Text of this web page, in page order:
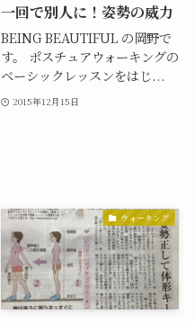
一回で別人に！姿勢の威力
BEING BEAUTIFUL の岡野で
す。 ポスチュアウォーキングの
ベーシックレッスンをはじ...
2015年12月15日
ウォーキング